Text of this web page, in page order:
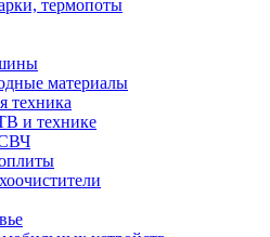
термопоты
материалы
техника
и технике